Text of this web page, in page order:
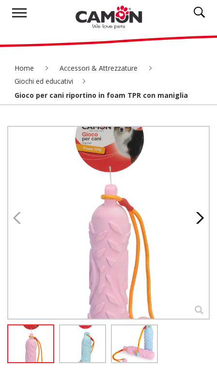
Home
Accessori & Attrezzature
Giochi ed educativi
Gioco per cani riportino in foam TPR con maniglia